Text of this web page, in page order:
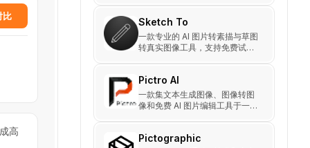
比
高
Sketch To
一款专业的 AI 图片转素描与草图
转真实图像工具，支持免费试用
用。
Pictro AI
一款集文本生成图像、图像转图
像和免费 AI 图片编辑工具于一体
质量视觉内容。
Pictographic